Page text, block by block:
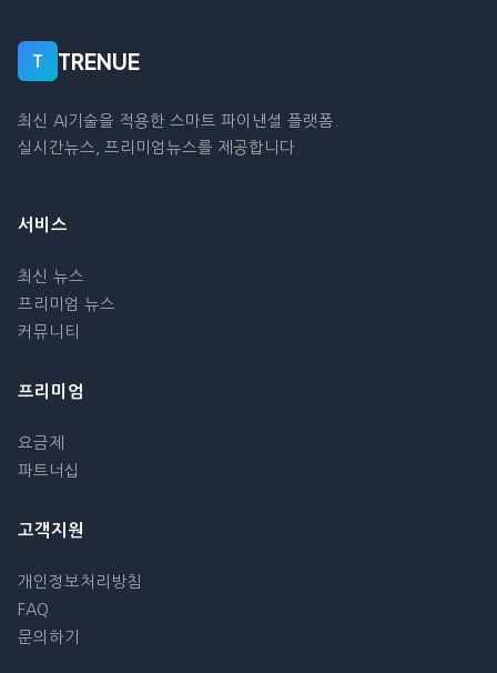
T TRENUE
최신 AI기술을 적용한 스마트 파이낸셜 플랫폼.
실시간뉴스, 프리미엄뉴스를 제공합니다.
서비스
최신 뉴스
프리미엄 뉴스
커뮤니티
프리미엄
요금제
파트너십
고객지원
개인정보처리방침
FAQ
문의하기